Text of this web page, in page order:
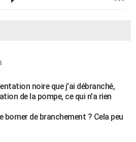
noire que j'ai débranché,
de la pompe, ce qui n'a rien
borner de branchement ? Cela peu